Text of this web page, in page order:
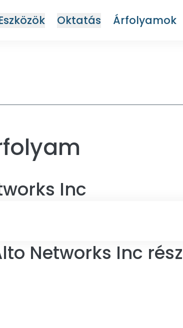
Oktatás Árfolyamok
Inc
Networks Inc